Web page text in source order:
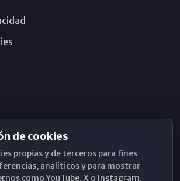
de cookies
propias y de terceros para fines
analíticos y para mostrar
como YouTube, X o Instagram.